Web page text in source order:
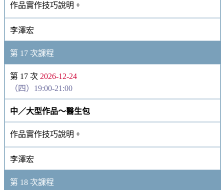
作品實作技巧說明。
李澤宏
第 17 次課程
第 17 次 2026-12-24
（四）19:00-21:00
中／大型作品～醫生包
作品實作技巧說明。
李澤宏
第 18 次課程